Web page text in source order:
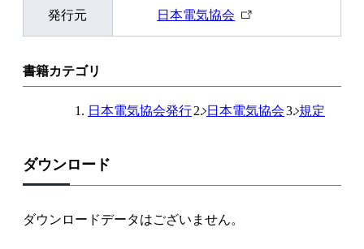
発行元 日本電気協会
外
書籍カテゴリ
日本電気協会発行 日本電気協会 規定
ダウンロード
ダウンロードデータはございません。